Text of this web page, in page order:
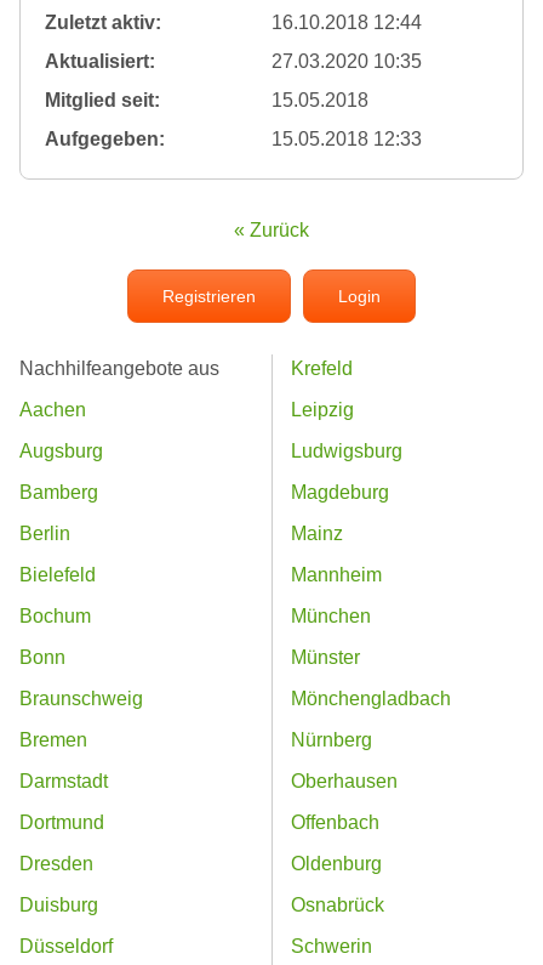
Zuletzt aktiv:
16.10.2018 12:44
Aktualisiert:
27.03.2020 10:35
Mitglied seit:
15.05.2018
Aufgegeben:
15.05.2018 12:33
« Zurück
Registrieren Login
Nachhilfeangebote aus
Aachen
Augsburg
Bamberg
Berlin
Bielefeld
Bochum
Bonn
Braunschweig
Bremen
Darmstadt
Dortmund
Dresden
Duisburg
Düsseldorf
Krefeld
Leipzig
Ludwigsburg
Magdeburg
Mainz
Mannheim
München
Münster
Mönchengladbach
Nürnberg
Oberhausen
Offenbach
Oldenburg
Osnabrück
Schwerin